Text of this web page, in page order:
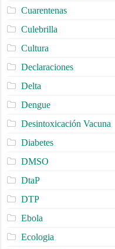
Cuarentenas
Culebrilla
Cultura
Declaraciones
Delta
Dengue
Desintoxicación Vacuna
Diabetes
DMSO
DtaP
DTP
Ebola
Ecologia